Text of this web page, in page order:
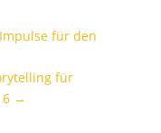
für den
für
→